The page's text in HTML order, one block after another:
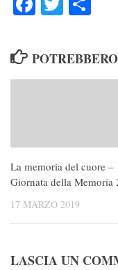
La memoria del cuore –
Giornata della Memoria
17 MARZO 2019
LASCIA UN